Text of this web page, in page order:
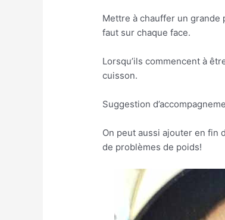
Mettre à chauffer un grande
faut sur chaque face.
Lorsqu’ils commencent à
cuisson.
Suggestion
On peut aussi ajouter en fin
de problèmes de poids!